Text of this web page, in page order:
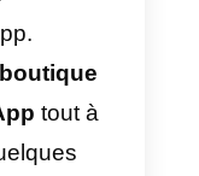
activé
nous
de